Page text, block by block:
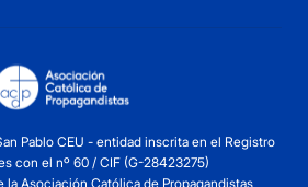
Pablo CEU - entidad inscrita en el Registro
con el nº 60 / CIF (G-28423275)
la Asociación Católica de Propagandistas